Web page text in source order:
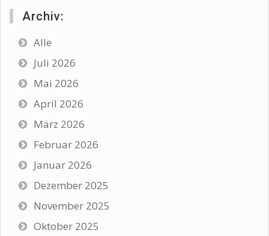
Archiv:
Alle
Juli 2026
Mai 2026
April 2026
März 2026
Februar 2026
Januar 2026
Dezember 2025
November 2025
Oktober 2025